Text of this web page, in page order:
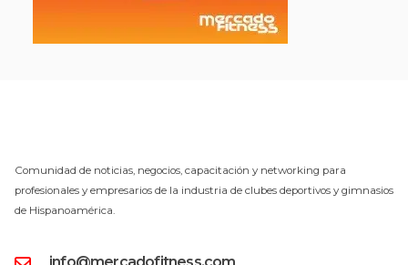
Comunidad de noticias, negocios, capacitación y networking para
profesionales y empresarios de la industria de clubes deportivos y gimnasios
de Hispanoamérica.
info@mercadofitness.com